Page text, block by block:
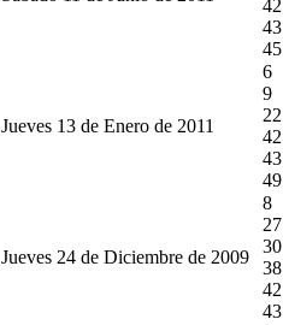
42
43
45
Jueves 13 de Enero de 2011
6
9
22
42
43
49
Jueves 24 de Diciembre de 2009
8
27
30
38
42
43